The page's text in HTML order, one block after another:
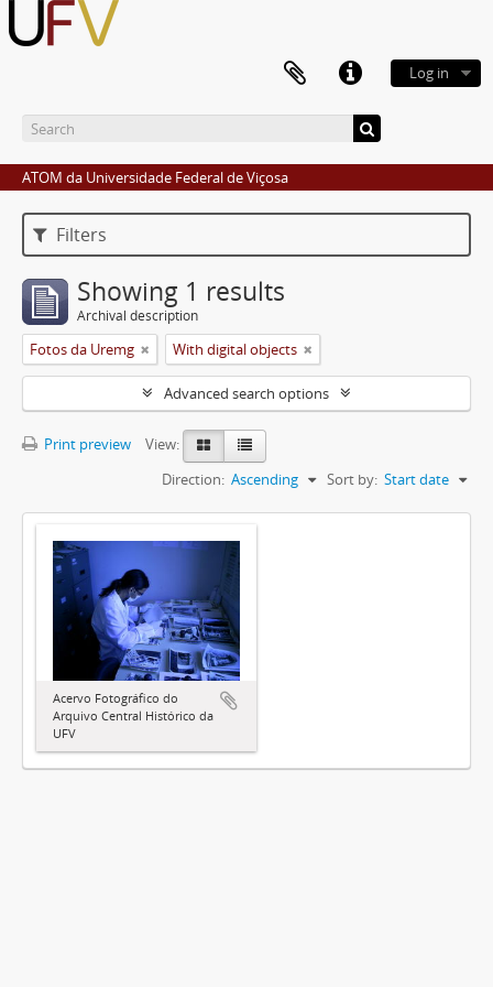
Log in
ATOM da Universidade Federal de Viçosa
Filters
Showing 1 results
Archival description
Fotos da Uremg With digital objects
Advanced search options
Print preview
View:
Sort by: Start date
Direction: Ascending
Acervo Fotográfico do
Arquivo Central Histórico da
UFV